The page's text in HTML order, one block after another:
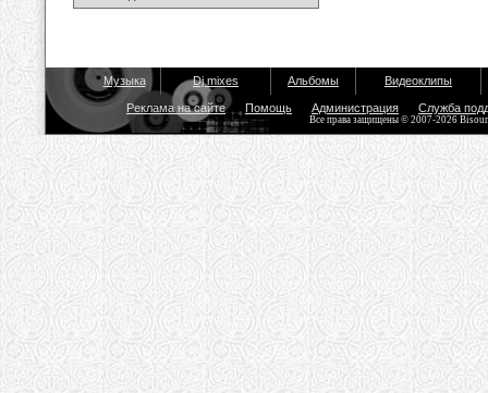
Музыка Dj mixes Альбомы Видеоклипы
Реклама на сайте Помощь Администрация Служба
Все права защищены © 2007-2026